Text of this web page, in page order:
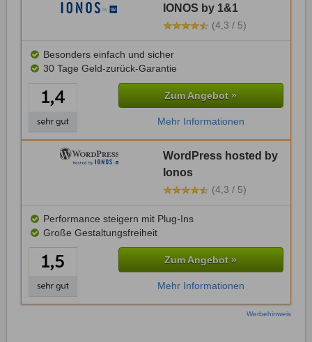
IONOS by 1&1
(4,3 / 5)
Besonders einfach und sicher
30 Tage Geld-zurück-Garantie
Zum Angebot »
Mehr Informationen
WordPress hosted by
Ionos
(4,3 / 5)
Performance steigern mit Plug-Ins
Große Gestaltungsfreiheit
Zum Angebot »
Mehr Informationen
Werbehinweis